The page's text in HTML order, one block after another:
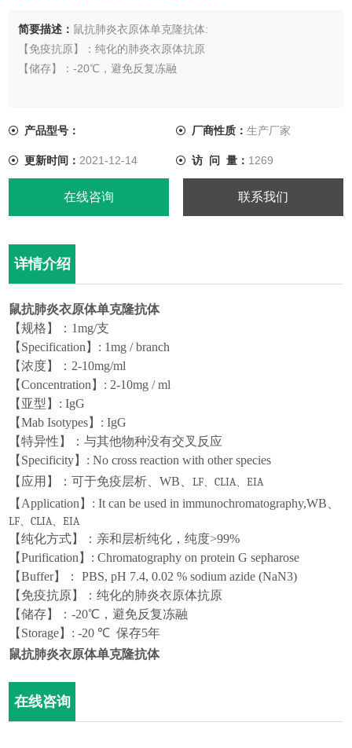
简要描述： 鼠抗肺炎衣原体单克隆抗体:
【免疫抗原】：纯化的肺炎衣原体抗原
【储存】：-20℃，避免反复冻融
产品型号： 厂商性质： 生产厂家
更新时间： 2021-12-14 访 问 量： 1269
在线咨询 联系我们
详情介绍
鼠抗肺炎衣原体单克隆抗体
【规格】：1mg/支
【 Specification 】 : 1mg / branch
【浓度】：2-10mg/ml
【Concentration 】 : 2-10mg / ml
【亚型】: IgG
【Mab Isotypes】 : IgG
【特异性】：与其他物种没有交叉反应
【 Specificity】 : No cross reaction with other species
【应用】：可于免疫层析、WB、LF、CLIA、EIA
【 Application 】 : It can be used in immunochromatography,WB、
LF、CLIA、EIA
【纯化方式】：亲和层析纯化，纯度>99%
【Purification 】 : Chromatography on protein G sepharose
【Buffer】： PBS, pH 7.4, 0.02 % sodium azide (NaN3)
【 免疫抗原 】：纯化的肺炎衣原体抗原
【储存】：-20℃，避免反复冻融
【 Storage】 : -20 ℃ 保存5年
鼠抗肺炎衣原体单克隆抗体
在线咨询